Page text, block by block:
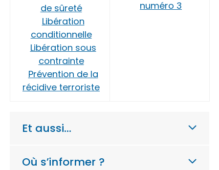
de sûreté
Libération
conditionnelle
Libération sous
contrainte
Prévention de la
récidive terroriste
numéro 3
Et aussi…
Où s’informer ?